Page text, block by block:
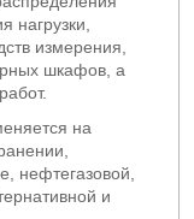
нагрузки,
измерения,
шкафов, а
на
нефтегазовой,
и